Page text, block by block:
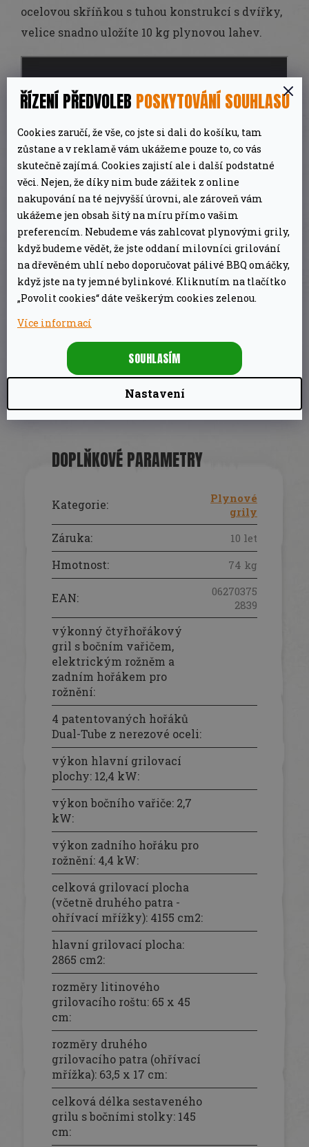
ŘÍZENÍ PŘEDVOLEB POSKYTOVÁNÍ SOUHLASU
Cookies zaručí, že vše, co jste si dali do košíku, tam
zůstane a v reklamě vám ukážeme pouze to, co vás
skutečně zajímá. Cookies zajistí ale i další podstatné
věci. Nejen, že díky nim bude zážitek z online
nakupování na té nejvyšší úrovni, ale zároveň vám
ukážeme jen obsah šitý na míru přímo vašim
preferencím. Nebudeme vás zahlcovat plynovými grily,
když budeme vědět, že jste oddaní milovníci grilování
na dřevěném uhlí nebo doporučovat pálivé BBQ omáčky,
když jste na ty jemné bylinkové. Kliknutím na tlačítko
„Povolit cookies“ dáte veškerým cookies zelenou.
Více informací
Nastavení
SOUHLASÍM
ocelovou skříňkou s tuhou konstrukcí s dvířky,
velice snadno uložíte 10 kg plynovou lahev.
DOPLŇKOVÉ PARAMETRY
Kategorie:
Plynové
grily
Záruka: 10 let
Hmotnost: 74 kg
EAN:
06270375
2839
výkonný čtyřhořákový
gril s bočním vařičem,
elektrickým rožněm a
zadním hořákem pro
rožnění:
4 patentovaných hořáků
Dual-Tube z nerezové oceli:
výkon hlavní grilovací
plochy: 12,4 kW:
výkon bočního vařiče: 2,7
kW:
výkon zadního hořáku pro
rožnění: 4,4 kW:
celková grilovací plocha
(včetně druhého patra -
ohřívací mřížky): 4155 cm2:
hlavní grilovací plocha:
2865 cm2:
rozměry litinového
grilovacího roštu: 65 x 45
cm:
rozměry druhého
grilovacího patra (ohřívací
mřížka): 63,5 x 17 cm:
celková délka sestaveného
grilu s bočními stolky: 145
cm: